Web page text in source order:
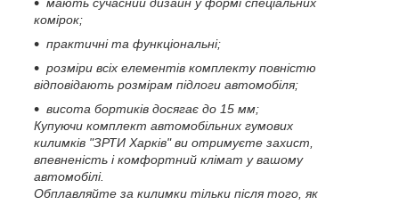
комірок;
практичні та функціональні;
розміри всіх елементів комплекту повністю
відповідають розмірам підлоги автомобіля;
висота бортиків досягає до 15 мм;
Купуючи комплект автомобільних гумових
килимків "ЗРТИ Харків" ви отримуєте захист,
впевненість і комфортний клімат у вашому
автомобілі.
Обплавляйте за килимки тільки після того, як